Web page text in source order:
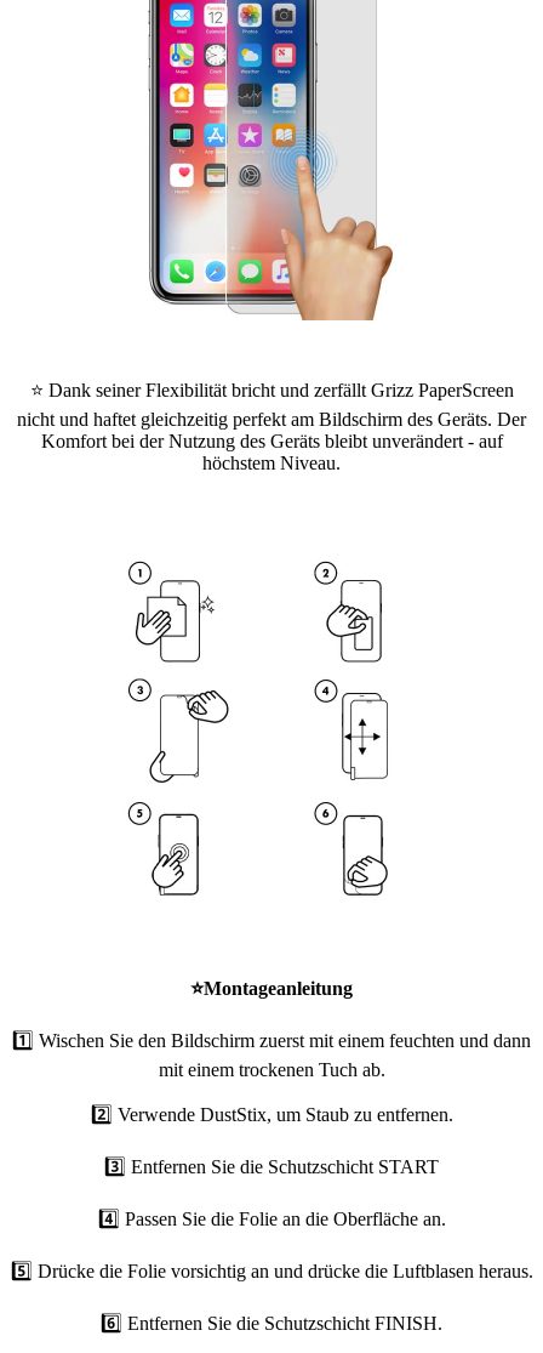
⭐ Dank seiner Flexibilität bricht und zerfällt Grizz PaperScreen
nicht und haftet gleichzeitig perfekt am Bildschirm des Geräts. Der
Komfort bei der Nutzung des Geräts bleibt unverändert - auf
höchstem Niveau.
⭐Montageanleitung
1️⃣ Wischen Sie den Bildschirm zuerst mit einem feuchten und dann
mit einem trockenen Tuch ab.
2️⃣ Verwende DustStix, um Staub zu entfernen.
3️⃣ Entfernen Sie die Schutzschicht START
4️⃣ Passen Sie die Folie an die Oberfläche an.
5️⃣ Drücke die Folie vorsichtig an und drücke die Luftblasen heraus.
6️⃣ Entfernen Sie die Schutzschicht FINISH.